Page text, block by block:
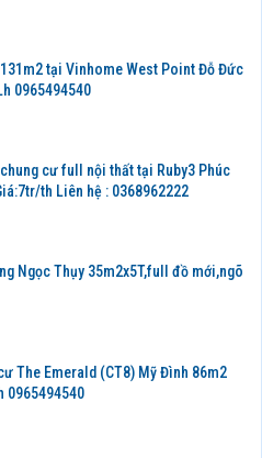
tại Vinhome West Point Đỗ Đức
0965494540
cư full nội thất tại Ruby3 Phúc
th Liên hệ : 0368962222
Ngọc Thụy 35m2x5T,full đồ mới,ngõ
The Emerald (CT8) Mỹ Đình 86m2
0965494540